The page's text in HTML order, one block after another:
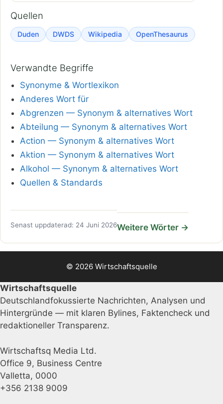
Quellen
Duden DWDS Wikipedia OpenThesaurus
Verwandte Begriffe
Synonyme & Wortlexikon
Anderes Wort für
Abgrenzen — Synonym & alternatives Wort
Abteilung — Synonym & alternatives Wort
Action — Synonym & alternatives Wort
Aktion — Synonym & alternatives Wort
Alkohol — Synonym & alternatives Wort
Quellen & Standards
Senast uppdaterad: 24 Juni 2026Weitere Wörter →
© 2026 Wirtschaftsquelle
Wirtschaftsquelle
Deutschlandfokussierte Nachrichten, Analysen und
Hintergründe — mit klaren Bylines, Faktencheck und
redaktioneller Transparenz.
Wirtschaftsq Media Ltd.
Office 9, Business Centre
Valletta, 0000
+356 2138 9009